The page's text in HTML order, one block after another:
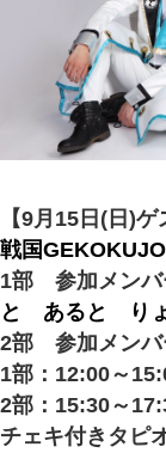
【9月15日(日)ゲ
戦国GEKOKUJO
1部 参加メンバ
と
あると
り
2部 参加メンバ
1部：12:00～
2部：15:30～
チェキ付きタピ